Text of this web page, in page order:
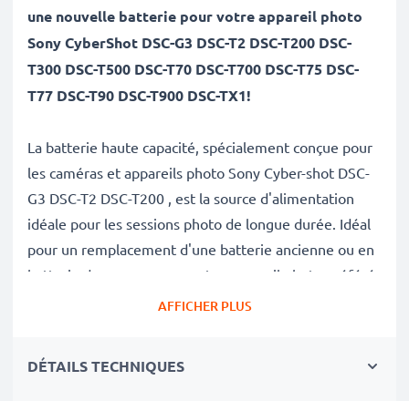
une nouvelle batterie pour votre appareil photo
Sony CyberShot DSC-G3 DSC-T2 DSC-T200 DSC-
T300 DSC-T500 DSC-T70 DSC-T700 DSC-T75 DSC-
T77 DSC-T90 DSC-T900 DSC-TX1!
La batterie haute capacité, spécialement conçue pour
les caméras et appareils photo Sony Cyber-shot DSC-
G3 DSC-T2 DSC-T200 , est la source d'alimentation
idéale pour les sessions photo de longue durée. Idéal
pour un remplacement d'une batterie ancienne ou en
batterie de secours pour votre appareil photo préféré.
comme au jour de son achat.
AFFICHER PLUS
DÉTAILS TECHNIQUES